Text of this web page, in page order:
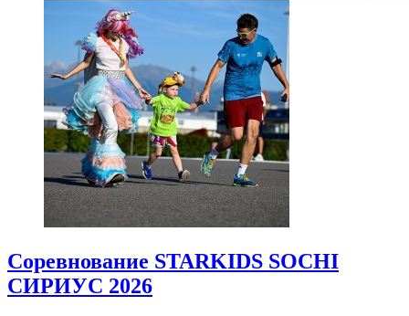
Соревнование STARKIDS SOCHI
СИРИУС 2026